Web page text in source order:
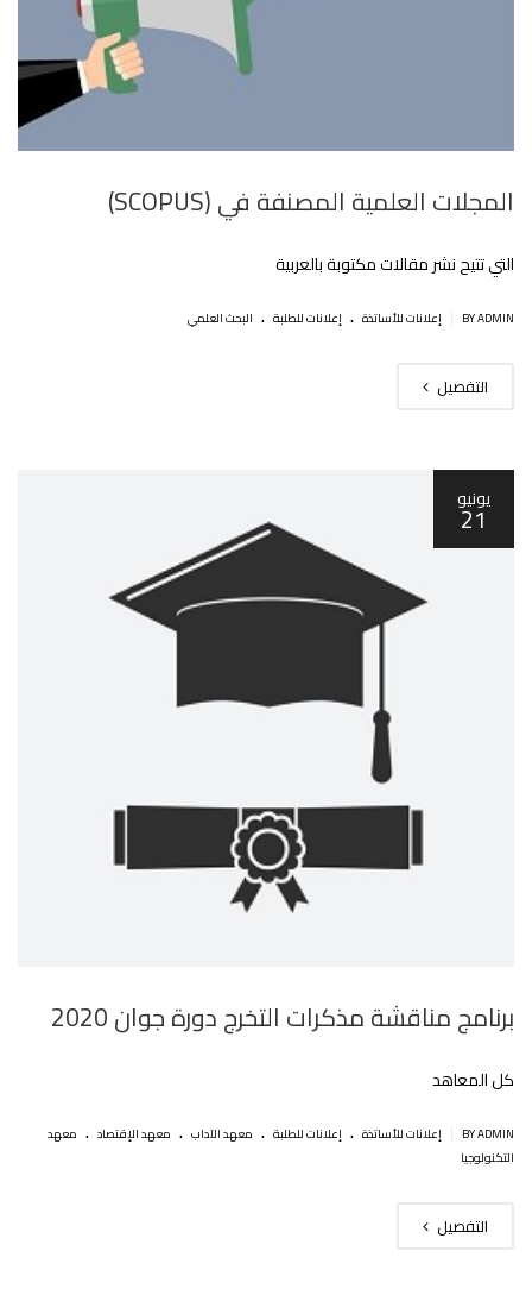
المجلات العلمية المصنفة في (SCOPUS)
التي تتيح نشر مقالات مكتوبة بالعربية‎
BY ADMIN إعلانات للأساتذة . إعلانات للطلبة . البحث العلمي
التفصيل
يونيو
21
برنامج مناقشة مذكرات التخرج دورة جوان 2020
كل المعاهد
BY ADMIN إعلانات للأساتذة . إعلانات للطلبة . معهد الآداب . معهد الإقتصاد . معهد
التكنولوجيا
التفصيل